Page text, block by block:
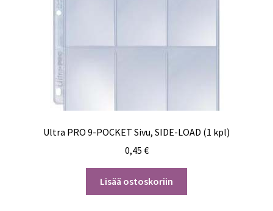
Ultra PRO 9-POCKET Sivu, SIDE-LOAD (1 kpl)
0,45 €
Lisää ostoskoriin